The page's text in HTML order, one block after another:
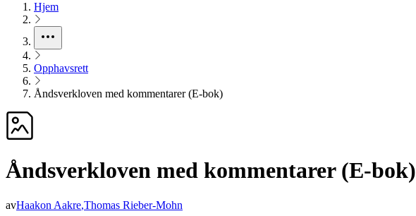
Hjem
Opphavsrett
Åndsverkloven med kommentarer (E-bok)
Åndsverkloven med kommentarer (E-bok)
avHaakon Aakre,Thomas Rieber-Mohn